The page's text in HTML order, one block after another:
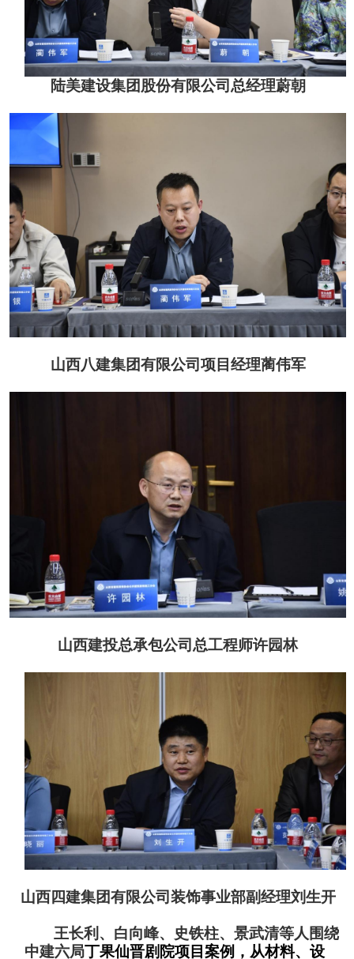
陆美建设集团股份有限公司总经理蔚朝
山西八建集团有限公司项目经理蔺伟军
山西建投总承包公司总工程师许园林
山西四建集团有限公司装饰事业部副经理刘生开
王长利、白向峰、史铁柱、景武清等人围绕
中建六局丁果仙晋剧院项目案例，从材料、设